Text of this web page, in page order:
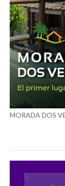
MORADA DOS